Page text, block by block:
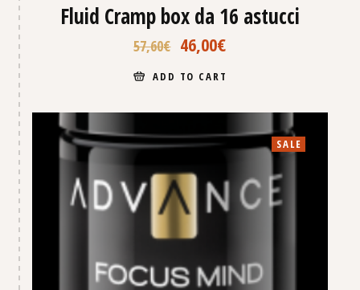
Fluid Cramp box da 16 astucci
57,60€ 46,00€
ADD TO CART
SALE